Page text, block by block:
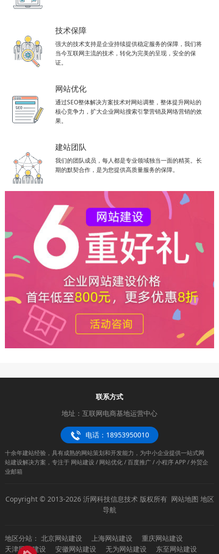
技术保障
强大的技术支持是企业持续提供稳定服务的保障，我们将
当今互联网主流的技术，转化为完美的呈现，安全的保
证。
网站优化
通过SEO整体解决方案技术对网站调整，整体提升网站的
核心竞争力，扩大企业网站搜索引擎营销及网络营销的效
果。
建站团队
我们的团队成员，每人都是专业领域独当一面的精英。长
期的默契合作，是为您提供高质量服务的保障。
联系方式
地址：互联网电商基地运营中心
电话：18953950010
十余年建站经验，具有成熟的网站策划和开发能力，为中小企业提供一站式网
站建设解决方案，专注于 网站建设 / 网站优化 / 百度推广 / 小程序 APP / 外贸企
业邮箱
Copyright © 2013-2026 沂网科技信息技术 版权所有 网站地图 地区
导航
地区分站： 北京网站建设 上海网站建设
重庆网站建设
天津网站建设
安徽网站建设 无为网站建设 东至网站建设